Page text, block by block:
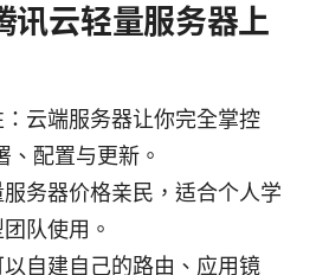
讯云轻量服务器上
云端服务器让你完全掌控
、配置与更新。
务器价格亲民，适合个人学
队使用。
自建自己的路由、应用镜